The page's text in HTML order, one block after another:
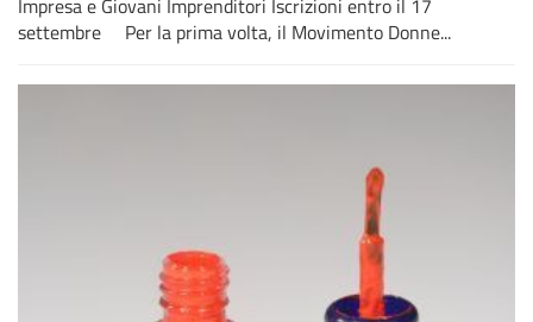
settembre Per la prima volta, il Movimento Donne...